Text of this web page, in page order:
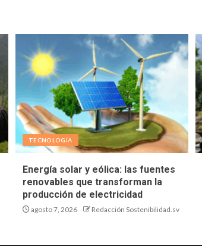
TECNOLOGÍA
Energía solar y eólica: las fuentes
renovables que transforman la
producción de electricidad
agosto 7, 2026 Redacción Sostenibilidad.sv